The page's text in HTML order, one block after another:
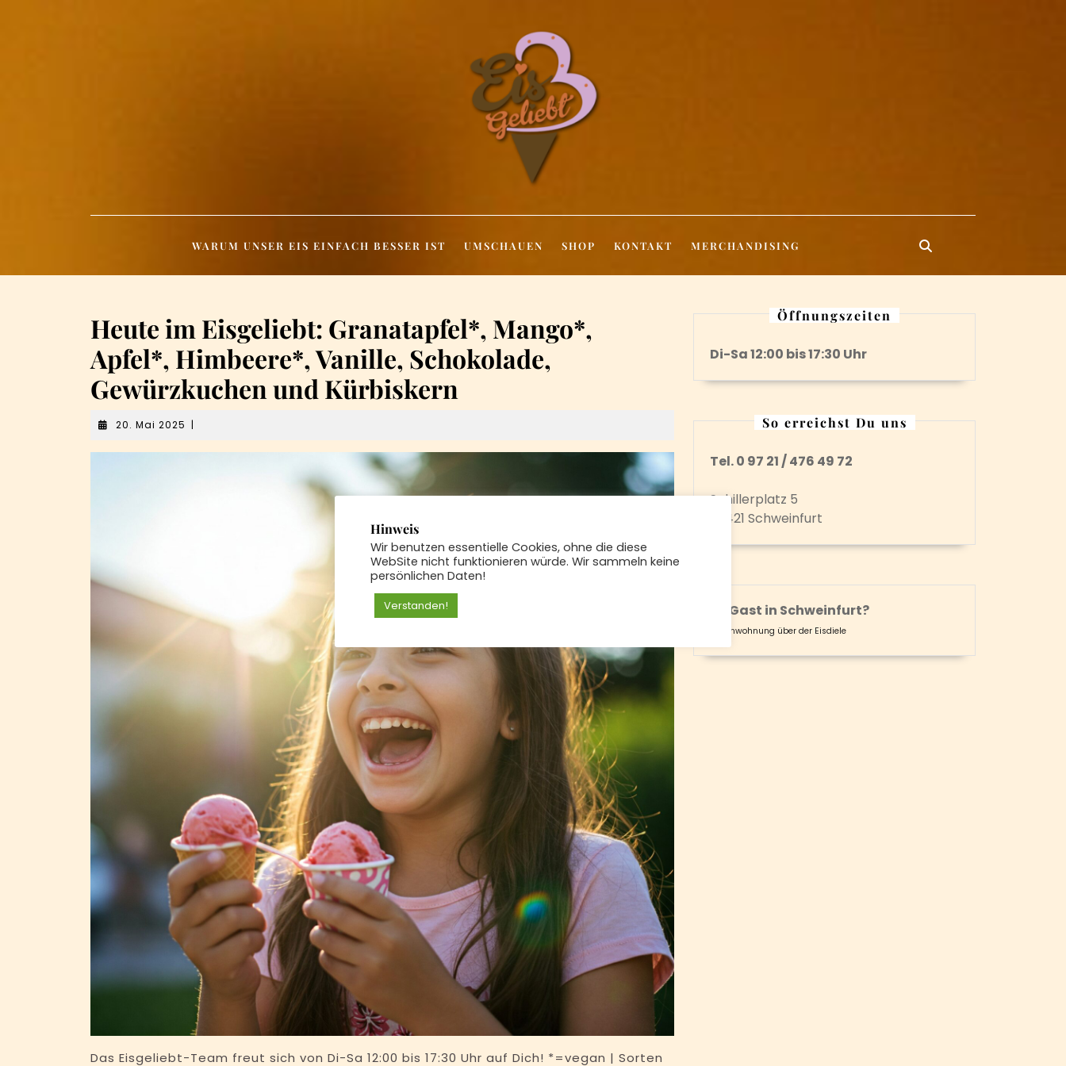
WARUM UNSER EIS EINFACH BESSER IST UMSCHAUEN SHOP KONTAKT MERCHANDISING
Heute im Eisgeliebt: Granatapfel*, Mango*,
Apfel*, Himbeere*, Vanille, Schokolade,
Gewürzkuchen und Kürbiskern
20. Mai 2025 20.
2025
|
Das Eisgeliebt-Team freut sich von Di-Sa 12:00 bis 17:30 Uhr auf Dich! *=vegan | Sorten
Öffnungszeiten
Di-Sa 12:00 bis 17:30 Uhr
So erreichst Du uns
Tel. 0 97 21 / 476 49 72
Schillerplatz 5
97421 Schweinfurt
Zu Gast in Schweinfurt?
Ferienwohnung über der Eisdiele
Hinweis
Wir benutzen essentielle Cookies, ohne die diese
WebSite nicht funktionieren würde. Wir sammeln keine
persönlichen Daten!
Verstanden!